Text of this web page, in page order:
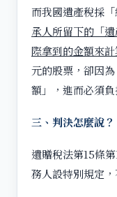
而我國遺產稅採
承人所留下的「
際拿到的金額來
元的股票，卻因
額」，進而必須
三、判決怎麼說？
遺贈稅法第15條
務人設特別規定